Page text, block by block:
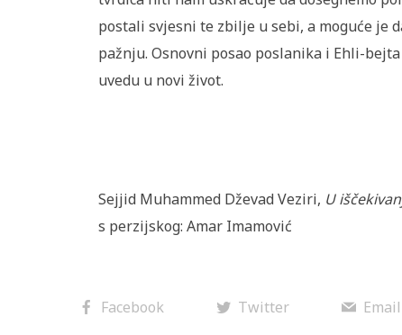
postali svjesni te zbilje u sebi, a moguće je
pažnju. Osnovni posao poslanika i Ehli-
uvedu u novi život.
Sejjid Muhammed Dževad Veziri, U
s perzijskog: Amar Imamović
Facebook Twitter Email